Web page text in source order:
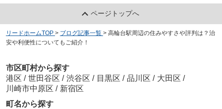
ページトップへ
リードホームTOP > ブログ記事一覧 > 高輪台駅周辺の住みやすさや評判は？治
安や利便性についてもご紹介！
市区町村から探す
港区 / 世田谷区 / 渋谷区 / 目黒区 / 品川区 / 大田区 /
川崎市中原区 / 新宿区
町名から探す